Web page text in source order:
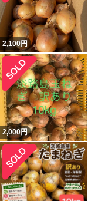
2,100円
2,000円